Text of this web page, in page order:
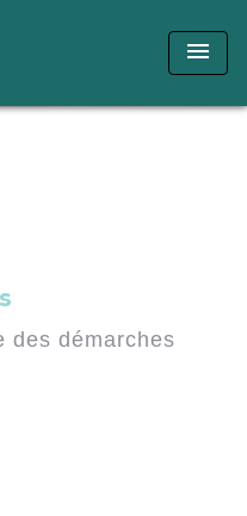
menu
des démarches